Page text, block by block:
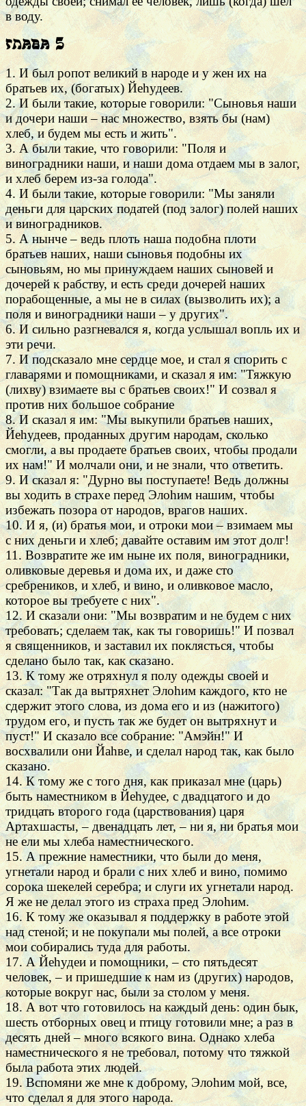
в воду.
Глава 5
1. И был ропот великий в народе и у жен их на
братьев их, (богатых) Йеhудеев.
2. И были такие, которые говорили: "Сыновья наши
и дочери наши – нас множество, взять бы (нам)
хлеб, и будем мы есть и жить".
3. А были такие, что говорили: "Поля и
виноградники наши, и наши дома отдаем мы в залог,
и хлеб берем из-за голода".
4. И были такие, которые говорили: "Мы заняли
деньги для царских податей (под залог) полей наших
и виноградников.
5. А нынче – ведь плоть наша подобна плоти
братьев наших, наши сыновья подобны их
сыновьям, но мы принуждаем наших сыновей и
дочерей к рабству, и есть среди дочерей наших
порабощенные, а мы не в силах (вызволить их); а
поля и виноградники наши – у других".
6. И сильно разгневался я, когда услышал вопль их и
эти речи.
7. И подсказало мне сердце мое, и стал я спорить с
главарями и помощниками, и сказал я им: "Тяжкую
(лихву) взимаете вы с братьев своих!" И созвал я
против них большое собрание
8. И сказал я им: "Мы выкупили братьев наших,
Йеhудеев, проданных другим народам, сколько
смогли, а вы продаете братьев своих, чтобы продали
их нам!" И молчали они, и не знали, что ответить.
9. И сказал я: "Дурно вы поступаете! Ведь должны
вы ходить в страхе перед Элоhим нашим, чтобы
избежать позора от народов, врагов наших.
10. И я, (и) братья мои, и отроки мои – взимаем мы
с них деньги и хлеб; давайте оставим им этот долг!
11. Возвратите же им ныне их поля, виноградники,
оливковые деревья и дома их, и даже сто
сребреников, и хлеб, и вино, и оливковое масло,
которое вы требуете с них".
12. И сказали они: "Мы возвратим и не будем с них
требовать; сделаем так, как ты говоришь!" И позвал
я священников, и заставил их поклясться, чтобы
сделано было так, как сказано.
13. К тому же отряхнул я полу одежды своей и
сказал: "Так да вытряхнет Элоhим каждого, кто не
сдержит этого слова, из дома его и из (нажитого)
трудом его, и пусть так же будет он вытряхнут и
пуст!" И сказало все собрание: "Амэйн!" И
восхвалили они Йаhве, и сделал народ так, как было
сказано.
14. К тому же с того дня, как приказал мне (царь)
быть наместником в Йеhудее, с двадцатого и до
тридцать второго года (царствования) царя
Артахшасты, – двенадцать лет, – ни я, ни братья мои
не ели мы хлеба наместнического.
15. А прежние наместники, что были до меня,
угнетали народ и брали с них хлеб и вино, помимо
сорока шекелей серебра; и слуги их угнетали народ.
Я же не делал этого из страха пред Элоhим.
16. К тому же оказывал я поддержку в работе этой
над стеной; и не покупали мы полей, а все отроки
мои собирались туда для работы.
17. А Йеhудеи и помощники, – сто пятьдесят
человек, – и пришедшие к нам из (других) народов,
которые вокруг нас, были за столом у меня.
18. А вот что готовилось на каждый день: один бык,
шесть отборных овец и птицу готовили мне; а раз в
десять дней – много всякого вина. Однако хлеба
наместнического я не требовал, потому что тяжкой
была работа этих людей.
19. Вспомяни же мне к доброму, Элоhим мой, все,
что сделал я для этого народа.